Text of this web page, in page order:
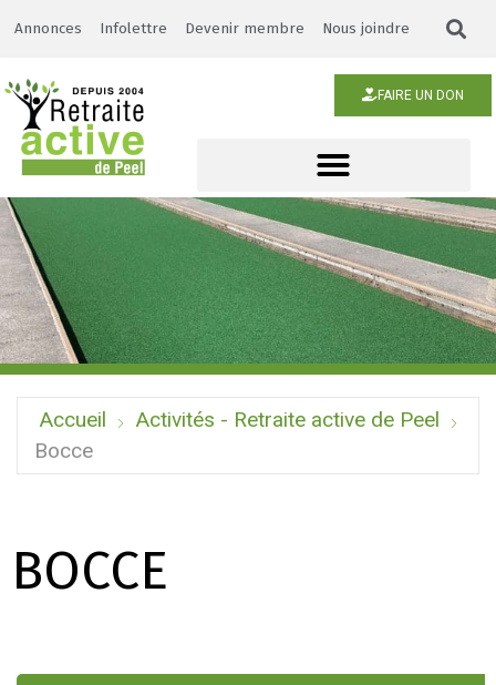
Annonces Infolettre Devenir membre Nous joindre
FAIRE UN DON
Accueil
Activités - Retraite active de Peel
Bocce
BOCCE